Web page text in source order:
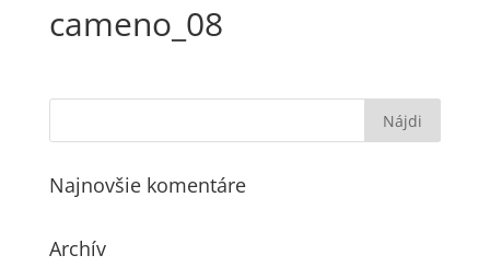
cameno_08
Najnovšie komentáre
Archív